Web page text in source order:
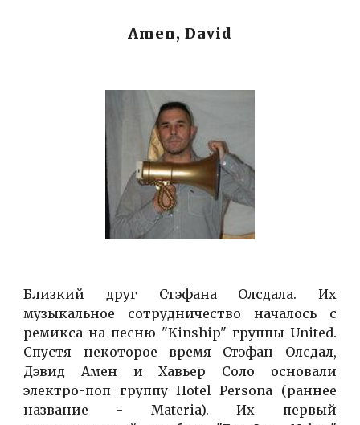
Amen, David
Близкий друг Стэфана Олсдала. Их
музыкальное сотрудничество началось с
ремикса на песню "Kinship" группы United.
Спустя некоторое время Стэфан Олсдал,
Дэвид Амен и Хавьер Соло основали
электро-поп группу Hotel Persona (раннее
название - Materia). Их первый